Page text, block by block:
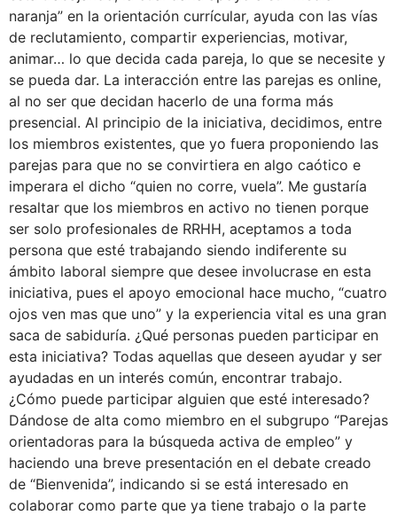
naranja” en la orientación currícular, ayuda con las vías
de reclutamiento, compartir experiencias, motivar,
animar… lo que decida cada pareja, lo que se necesite y
se pueda dar. La interacción entre las parejas es online,
al no ser que decidan hacerlo de una forma más
presencial. Al principio de la iniciativa, decidimos, entre
los miembros existentes, que yo fuera proponiendo las
parejas para que no se convirtiera en algo caótico e
imperara el dicho “quien no corre, vuela”. Me gustaría
resaltar que los miembros en activo no tienen porque
ser solo profesionales de RRHH, aceptamos a toda
persona que esté trabajando siendo indiferente su
ámbito laboral siempre que desee involucrase en esta
iniciativa, pues el apoyo emocional hace mucho, “cuatro
ojos ven mas que uno” y la experiencia vital es una gran
saca de sabiduría. ¿Qué personas pueden participar en
esta iniciativa? Todas aquellas que deseen ayudar y ser
ayudadas en un interés común, encontrar trabajo.
¿Cómo puede participar alguien que esté interesado?
Dándose de alta como miembro en el subgrupo “Parejas
orientadoras para la búsqueda activa de empleo” y
haciendo una breve presentación en el debate creado
de “Bienvenida”, indicando si se está interesado en
colaborar como parte que ya tiene trabajo o la parte